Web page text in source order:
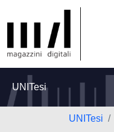
UNITesi
UNITesi